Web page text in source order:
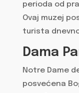
perioda od
Ovaj muzej
turista
Dama
Notre Dame
posvećena